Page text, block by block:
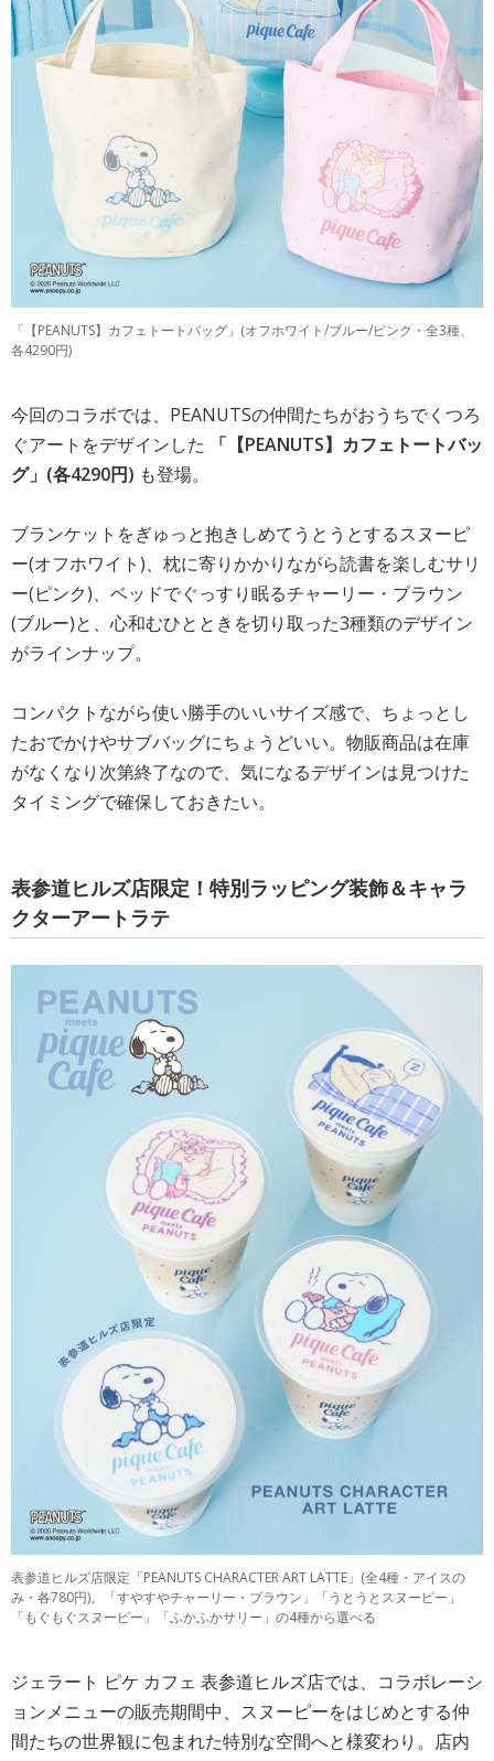
「【PEANUTS】カフェトートバッグ」(オフホワイト/ブルー/ピンク・全3種、
各4290円)
今回のコラボでは、PEANUTSの仲間たちがおうちでくつろ
ぐアートをデザインした
「【PEANUTS】カフェトートバッ
グ」(各4290円) も登場。
ブランケットをぎゅっと抱きしめてうとうとするスヌーピ
ー(オフホワイト)、枕に寄りかかりながら読書を楽しむサリ
ー(ピンク)、ベッドでぐっすり眠るチャーリー・ブラウン
(ブルー)と、心和むひとときを切り取った3種類のデザイン
がラインナップ。
コンパクトながら使い勝手のいいサイズ感で、ちょっとし
たおでかけやサブバッグにちょうどいい。物販商品は在庫
がなくなり次第終了なので、気になるデザインは見つけた
タイミングで確保しておきたい。
表参道ヒルズ店限定！特別ラッピング装飾＆キャラ
クターアートラテ
表参道ヒルズ店限定「PEANUTS CHARACTER ART LATTE」(全4種・アイスの
み・各780円)。「すやすやチャーリー・ブラウン」「うとうとスヌーピー」
「もぐもぐスヌーピー」「ふかふかサリー」の4種から選べる
ジェラート ピケ カフェ 表参道ヒルズ店では、コラボレーシ
ョンメニューの販売期間中、スヌーピーをはじめとする仲
間たちの世界観に包まれた特別な空間へと様変わり。店内